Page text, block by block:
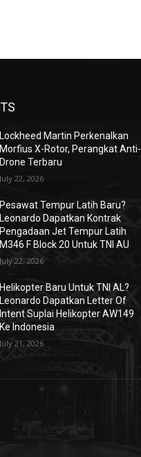
Lockheed Martin Perkenalkan
Morfius X-Rotor, Perangkat Anti-
Drone Terbaru
July 22, 2026
Pesawat Tempur Latih Baru?
Leonardo Dapatkan Kontrak
Pengadaan Jet Tempur Latih
M346 F Block 20 Untuk TNI AU
July 22, 2026
Helikopter Baru Untuk TNI AL?
Leonardo Dapatkan Letter Of
Intent Suplai Helikopter AW149
Ke Indonesia
July 21, 2026